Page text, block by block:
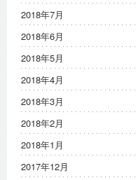
2018年7月
2018年6月
2018年5月
2018年4月
2018年3月
2018年2月
2018年1月
2017年12月